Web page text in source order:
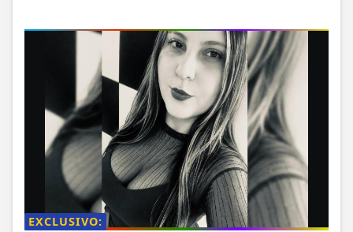
EXCLUSIVO: